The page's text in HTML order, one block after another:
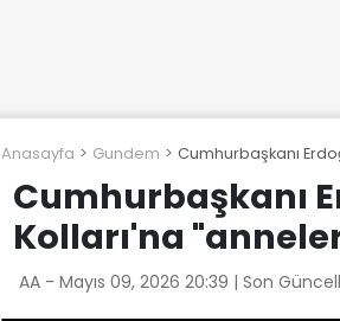
Anasayfa Gundem Cumhurbaşkanı
Cumhurbaşkanı
Kolları'na
AA - Mayıs 09, 2026 20:39 | Son